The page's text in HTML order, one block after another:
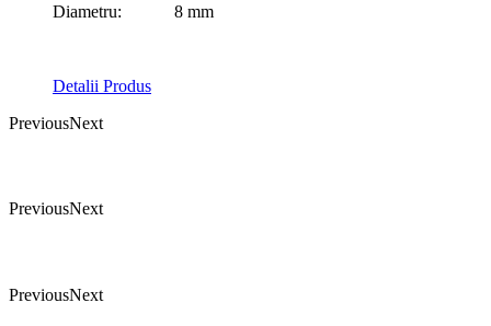
Diametru: 8 mm
Detalii Produs
PreviousNext
PreviousNext
PreviousNext